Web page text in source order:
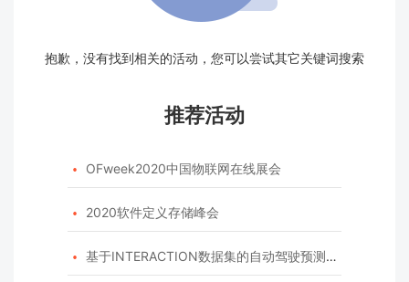
抱歉，没有找到相关的活动，您可以尝试其它关键词搜索
推荐活动
 OFweek2020中国物联网在线展会
 2020软件定义存储峰会
 基于INTERACTION数据集的自动驾驶预测模型挑战赛